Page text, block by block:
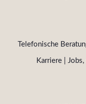
Telefonische
Karriere |